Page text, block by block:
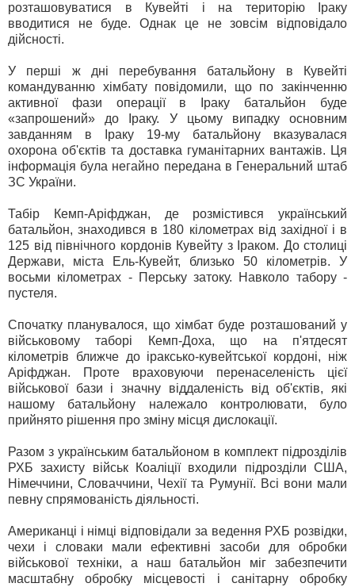
розташовуватися в Кувейті і на територію Іраку
вводитися не буде. Однак це не зовсім відповідало
дійсності.
У перші ж дні перебування батальйону в Кувейті
командуванню хімбату повідомили, що по закінченню
активної фази операції в Іраку батальйон буде
«запрошений» до Іраку. У цьому випадку основним
завданням в Іраку 19-му батальйону вказувалася
охорона об'єктів та доставка гуманітарних вантажів. Ця
інформація була негайно передана в Генеральний штаб
ЗС України.
Табір Кемп-Аріфджан, де розмістився український
батальйон, знаходився в 180 кілометрах від західної і в
125 від північного кордонів Кувейту з Іраком. До столиці
Держави, міста Ель-Кувейт, близько 50 кілометрів. У
восьми кілометрах - Перську затоку. Навколо табору -
пустеля.
Спочатку планувалося, що хімбат буде розташований у
військовому таборі Кемп-Доха, що на п'ятдесят
кілометрів ближче до іраксько-кувейтської кордоні, ніж
Аріфджан. Проте враховуючи перенаселеність цієї
військової бази і значну віддаленість від об'єктів, які
нашому батальйону належало контролювати, було
прийнято рішення про зміну місця дислокації.
Разом з українським батальйоном в комплект підрозділів
РХБ захисту військ Коаліції входили підрозділи США,
Німеччини, Словаччини, Чехії та Румунії. Всі вони мали
певну спрямованість діяльності.
Американці і німці відповідали за ведення РХБ розвідки,
чехи і словаки мали ефективні засоби для обробки
військової техніки, а наш батальйон міг забезпечити
масштабну обробку місцевості і санітарну обробку